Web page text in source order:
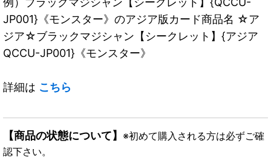
JP001}《モンスター》のアジア版カード商品名 ☆ア
ジア☆ブラックマジシャン【シークレット】{アジア
QCCU-JP001}《モンスター》
詳細は こちら
【商品の状態について】 ※初めて購入される方は必ずご確
認下さい。